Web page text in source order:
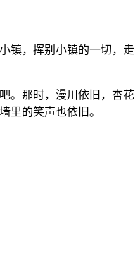
镇，挥别小镇的一切，走
。那时，漫川依旧，杏花
里的笑声也依旧。